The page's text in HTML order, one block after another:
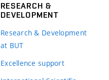
RESEARCH &
DEVELOPMENT
Research & Development
at BUT
Excellence support